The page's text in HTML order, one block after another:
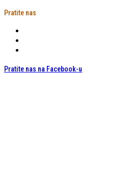
Pratite nas
Pratite nas na Facebook-u